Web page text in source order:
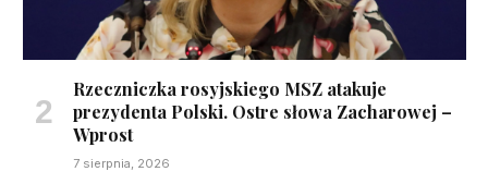
Rzeczniczka rosyjskiego MSZ atakuje
prezydenta Polski. Ostre słowa Zacharowej –
Wprost
7 sierpnia, 2026